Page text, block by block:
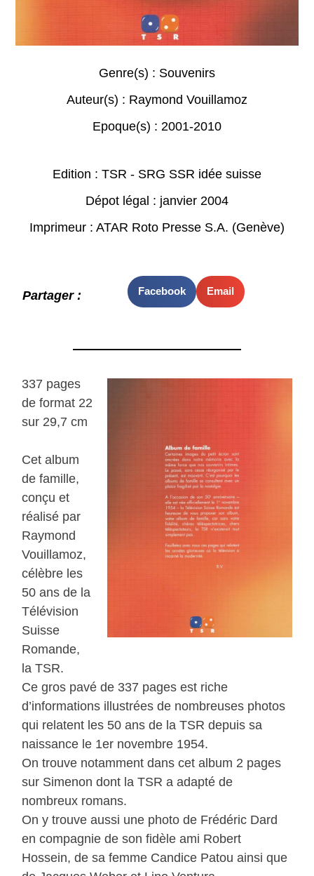
Genre(s) : Souvenirs
Auteur(s) : Raymond Vouillamoz
Epoque(s) : 2001-2010
Edition : TSR - SRG SSR idée suisse
Dépot légal : janvier 2004
Imprimeur : ATAR Roto Presse S.A. (Genève)
Partager : Facebook Email
337 pages
de format 22
sur 29,7 cm
Cet album
de famille,
conçu et
réalisé par
Raymond
Vouillamoz,
célèbre les
50 ans de la
Télévision
Suisse
Romande,
la TSR.
Ce gros pavé de 337 pages est riche
d’informations illustrées de nombreuses photos
qui relatent les 50 ans de la TSR depuis sa
naissance le 1er novembre 1954.
On trouve notamment dans cet album 2 pages
sur Simenon dont la TSR a adapté de
nombreux romans.
On y trouve aussi une photo de Frédéric Dard
en compagnie de son fidèle ami Robert
Hossein, de sa femme Candice Patou ainsi que